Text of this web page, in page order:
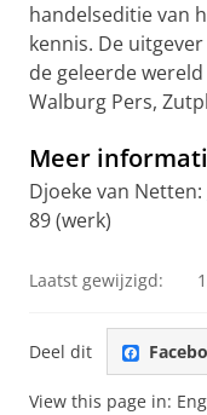
handelseditie van
kennis. De uitgever
de geleerde
Walburg Pers,
Meer
Djoeke van Netten:
89 (werk)
Laatst gewijzigd:
Deel dit
View this page in: